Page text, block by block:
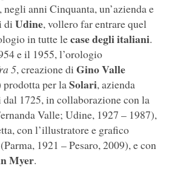
anni Cinquanta, un’azienda e
di Udine, vollero far entrare quel
in tutte lecase degli italiani.
e il 1955, l’orologio
5, creazione di Gino Valle
per laSolari, azienda
1725, in collaborazione con la
Valle; Udine, 1927 – 1987),
con l’illustratore e grafico
(Parma, 1921 – Pesaro, 2009), e con
Myer.